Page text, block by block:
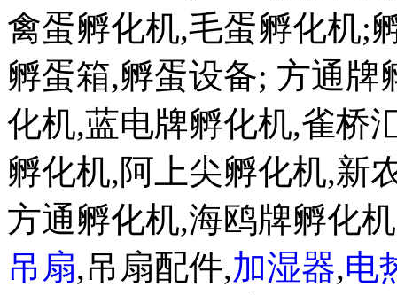
禽蛋孵化机,毛蛋孵化机;
孵蛋箱,孵蛋设备; 方通
化机,蓝电牌孵化机,雀桥
孵化机,阿上尖孵化机,新
方通孵化机,海鸥牌孵化
吊扇,吊扇配件,加湿器,电